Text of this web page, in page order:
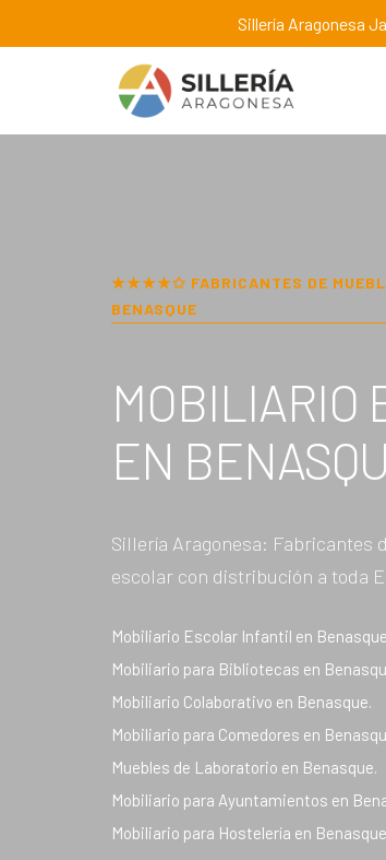
Sillería Aragonesa
★★★★✩ FABRICANTES DE
BENASQUE
MOBILIARIO
EN
Sillería Aragonesa: Fabricantes
escolar con distribución a toda
Mobiliario Escolar Infantil en Benasque.
Mobiliario para Bibliotecas en
Mobiliario Colaborativo en Benasque.
Mobiliario para Comedores en
Muebles de Laboratorio en Benasque.
Mobiliario para Ayuntamientos en
Mobiliario para Hostelería en Benasque.